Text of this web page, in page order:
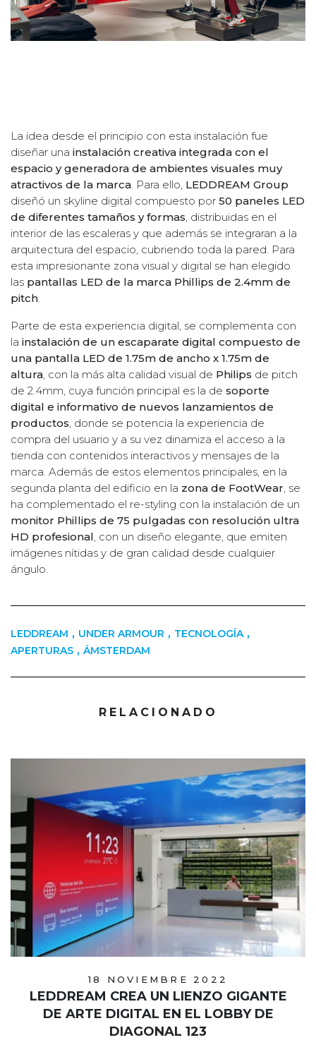
La idea desde el principio con esta instalación fue
diseñar una instalación creativa integrada con el
espacio y generadora de ambientes visuales muy
atractivos de la marca. Para ello, LEDDREAM Group
diseñó un skyline digital compuesto por 50 paneles LED
de diferentes tamaños y formas, distribuidas en el
interior de las escaleras y que además se integraran a la
arquitectura del espacio, cubriendo toda la pared. Para
esta impresionante zona visual y digital se han elegido
las pantallas LED de la marca Phillips de 2.4mm de
pitch.
Parte de esta experiencia digital, se complementa con
la instalación de un escaparate digital compuesto de
una pantalla LED de 1.75m de ancho x 1.75m de
altura, con la más alta calidad visual de Philips de pitch
de 2.4mm, cuya función principal es la de soporte
digital e informativo de nuevos lanzamientos de
productos, donde se potencia la experiencia de
compra del usuario y a su vez dinamiza el acceso a la
tienda con contenidos interactivos y mensajes de la
marca. Además de estos elementos principales, en la
segunda planta del edificio en la zona de FootWear, se
ha complementado el re-styling con la instalación de un
monitor Phillips de 75 pulgadas con resolución ultra
HD profesional, con un diseño elegante, que emiten
imágenes nítidas y de gran calidad desde cualquier
ángulo.
LEDDREAM , UNDER ARMOUR , TECNOLOGÍA ,
APERTURAS , ÁMSTERDAM
RELACIONADO
18 NOVIEMBRE 2022
LEDDREAM CREA UN LIENZO GIGANTE
DE ARTE DIGITAL EN EL LOBBY DE
DIAGONAL 123